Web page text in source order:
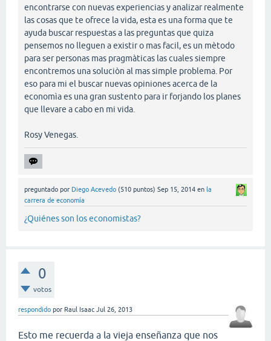
encontrarse con nuevas experiencias y analizar realmente
las cosas que te ofrece la vida, esta es una forma que te
ayuda buscar respuestas a las preguntas que quiza
pensemos no lleguen a existir o mas facil, es un mètodo
para ser personas mas pragmàticas las cuales siempre
encontremos una soluciòn al mas simple problema. Por
eso para mi el buscar nuevas opiniones acerca de la
economìa es una gran sustento para ir forjando los planes
que llevare a cabo en mi vida.
Rosy Venegas.
preguntado por Diego Acevedo (510 puntos) Sep 15, 2014 en la
carrera de economía
¿Quiénes son los economistas?
0
votos
respondido por Raul Isaac Jul 26, 2013
Esto me recuerda a la vieja enseñanza que nos